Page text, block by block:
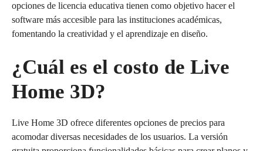
opciones de licencia educativa tienen como objetivo hacer el
software más accesible para las instituciones académicas,
fomentando la creatividad y el aprendizaje en diseño.
¿Cuál es el costo de Live
Home 3D?
Live Home 3D ofrece diferentes opciones de precios para
acomodar diversas necesidades de los usuarios. La versión